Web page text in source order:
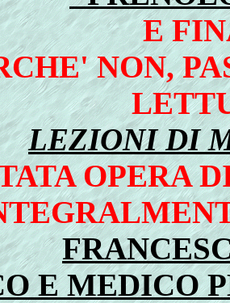
E
NON,
LEZIONI DI
OPERA
E MEDICO